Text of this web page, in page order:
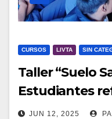
CURSOS LIVTA SIN
Taller “Suelo
Estudiantes
cuidado del
JUN 12, 2025